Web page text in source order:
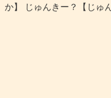
か】 じゅんきー？【じゅ